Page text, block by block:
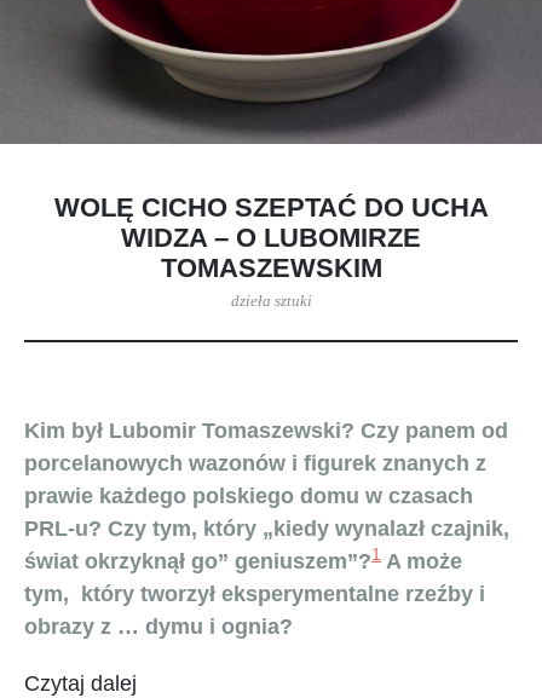
WOLĘ CICHO SZEPTAĆ DO UCHA
WIDZA – O LUBOMIRZE
TOMASZEWSKIM
dzieła sztuki
Kim był Lubomir Tomaszewski? Czy panem od
porcelanowych wazonów i figurek znanych z
prawie każdego polskiego domu w czasach
PRL-u? Czy tym, który „kiedy wynalazł czajnik,
świat okrzyknął go” geniuszem”?1 A może
tym, który tworzył eksperymentalne rzeźby i
obrazy z … dymu i ognia?
Czytaj dalej